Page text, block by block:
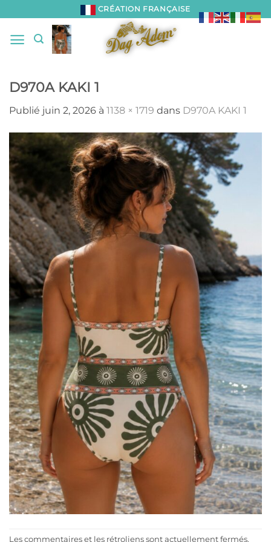
au
contenu
CRÉATION FRANÇAISE
D970A KAKI 1
Publié juin 2, 2026 à 1138 × 1719 dans D970A KAKI 1
Les commentaires et les rétroliens sont actuellement fermés.